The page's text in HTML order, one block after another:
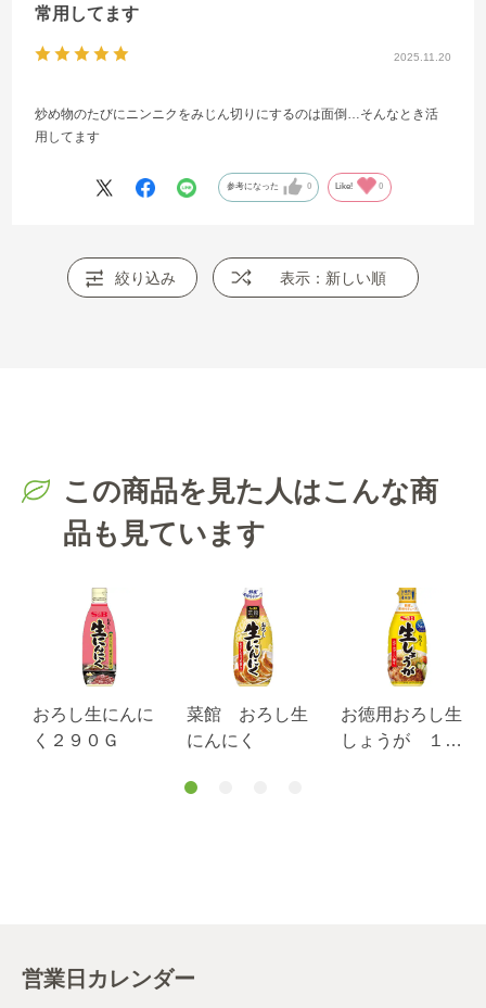
2025.11.20
常用してます
炒め物のたびにニンニクをみじん切りにするのは面倒…そんなとき活
用してます
参考になった 0 Like! 0
絞り込み 表示：新しい順
この商品を見た人はこんな商
品も見ています
おろし生にんに
く２９０Ｇ
菜館 おろし生
にんにく
お徳用おろし生
しょうが １６
営業日カレンダー